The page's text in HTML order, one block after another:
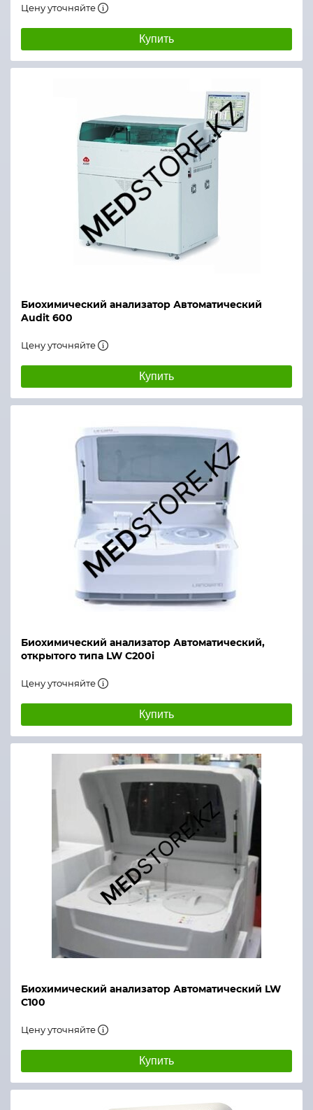
Цену уточняйте
Купить
Биохимический анализатор Автоматический
Audit 600
Цену уточняйте
Купить
Биохимический анализатор Автоматический,
открытого типа LW C200i
Цену уточняйте
Купить
Биохимический анализатор Автоматический LW
C100
Цену уточняйте
Купить